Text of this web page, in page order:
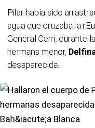
Pilar había sido
agua que cruzaba la
General Cerri, durante
hermana menor,
desaparecida.